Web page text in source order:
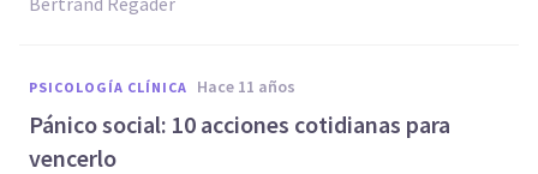
PSICOLOGÍA CLÍNICA hace 11 años
Pánico social: 10 acciones cotidianas para
vencerlo